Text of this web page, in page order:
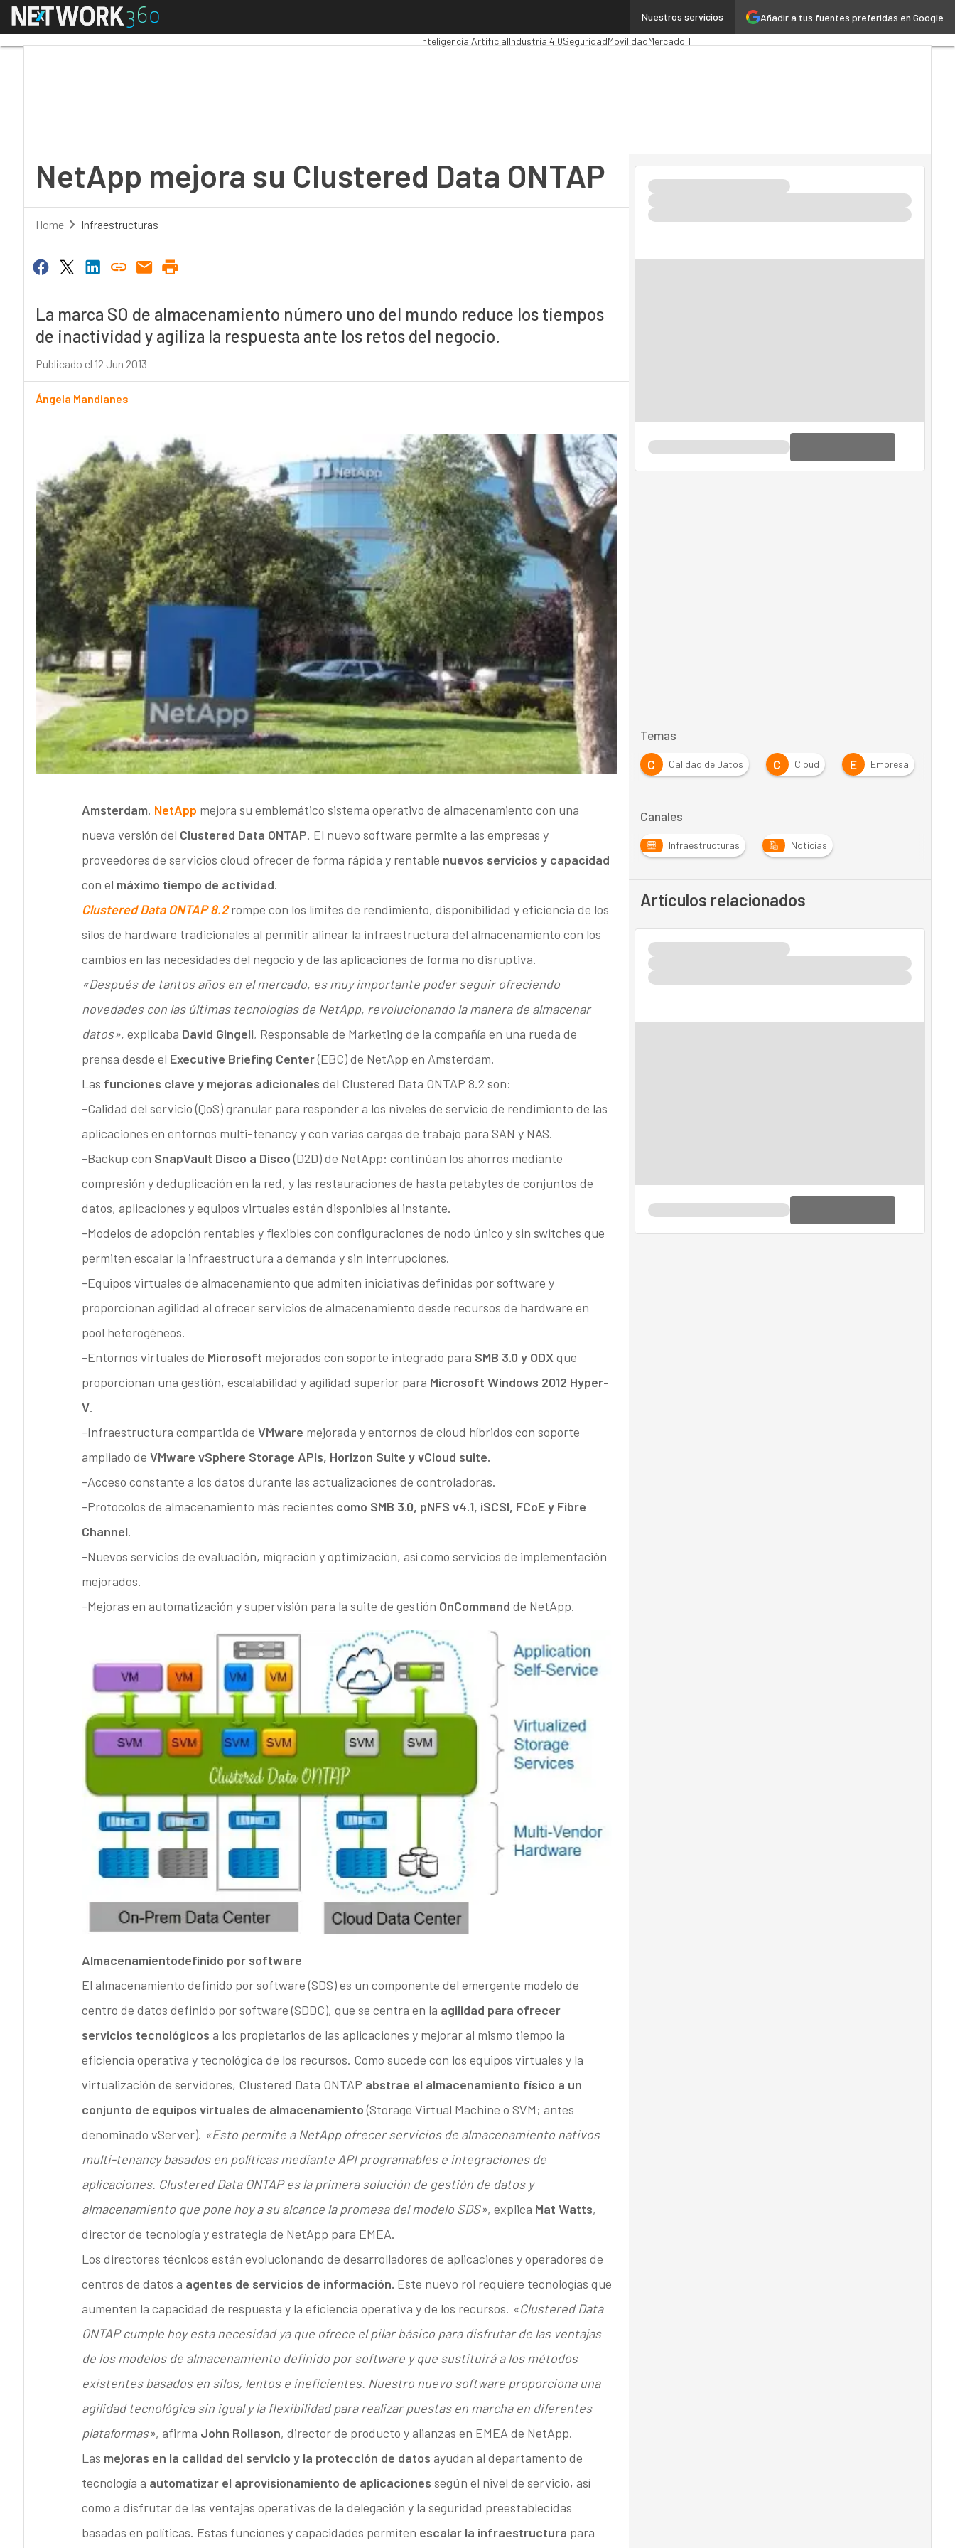
Añadir a tus fuentes preferidas en Google
Nuestros servicios
Menú Administración PúblicaMarTechCloud
Inteligencia ArtificialIndustria 4.0SeguridadMovilidadMercado TI
NetApp mejora su Clustered Data ONTAP
Home Infraestructuras
La marca SO de almacenamiento número uno del mundo reduce los tiempos
de inactividad y agiliza la respuesta ante los retos del negocio.
Publicado el 12 Jun 2013
Ángela Mandianes
Amsterdam. NetApp mejora su emblemático sistema operativo de almacenamiento con una
nueva versión del Clustered Data ONTAP. El nuevo software permite a las empresas y
proveedores de servicios cloud ofrecer de forma rápida y rentable nuevos servicios y capacidad
con el máximo tiempo de actividad.
Clustered Data ONTAP 8.2rompe con los límites de rendimiento, disponibilidad y eficiencia de los
silos de hardware tradicionales al permitir alinear la infraestructura del almacenamiento con los
cambios en las necesidades del negocio y de las aplicaciones de forma no disruptiva.
«Después de tantos años en el mercado, es muy importante poder seguir ofreciendo
novedades con las últimas tecnologías de NetApp, revolucionando la manera de almacenar
datos», explicaba David Gingell, Responsable de Marketing de la compañía en una rueda de
prensa desde el Executive Briefing Center(EBC) de NetApp en Amsterdam.
Las funciones clave y mejoras adicionales del Clustered Data ONTAP 8.2 son:
-Calidad del servicio (QoS) granular para responder a los niveles de servicio de rendimiento de las
aplicaciones en entornos multi-tenancy y con varias cargas de trabajo para SAN y NAS.
-Backup con SnapVault Disco a Disco(D2D) de NetApp: continúan los ahorros mediante
compresión y deduplicación en la red, y las restauraciones de hasta petabytes de conjuntos de
datos, aplicaciones y equipos virtuales están disponibles al instante.
-Modelos de adopción rentables y flexibles con configuraciones de nodo único y sin switches que
permiten escalar la infraestructura a demanda y sin interrupciones.
-Equipos virtuales de almacenamiento que admiten iniciativas definidas por software y
proporcionan agilidad al ofrecer servicios de almacenamiento desde recursos de hardware en
pool heterogéneos.
-Entornos virtuales de Microsoft mejorados con soporte integrado para SMB 3.0 y ODXque
proporcionan una gestión, escalabilidad y agilidad superior para Microsoft Windows 2012 Hyper-
V.
-Infraestructura compartida de VMware mejorada y entornos de cloud híbridos con soporte
ampliado de VMware vSphere Storage APIs, Horizon Suite y vCloud suite.
-Acceso constante a los datos durante las actualizaciones de controladoras.
-Protocolos de almacenamiento más recientes como SMB 3.0, pNFS v4.1, iSCSI, FCoE y Fibre
Channel.
-Nuevos servicios de evaluación, migración y optimización, así como servicios de implementación
mejorados.
-Mejoras en automatización y supervisión para la suite de gestión OnCommand de NetApp.
Almacenamientodefinido por software
El almacenamiento definido por software (SDS) es un componente del emergente modelo de
centro de datos definido por software (SDDC), que se centra en la agilidad para ofrecer
servicios tecnológicos a los propietarios de las aplicaciones y mejorar al mismo tiempo la
eficiencia operativa y tecnológica de los recursos. Como sucede con los equipos virtuales y la
virtualización de servidores, Clustered Data ONTAP abstrae el almacenamiento físico a un
conjunto de equipos virtuales de almacenamiento(Storage Virtual Machine o SVM; antes
denominado vServer). «Esto permite a NetApp ofrecer servicios de almacenamiento nativos
multi-tenancy basados en políticas mediante API programables e integraciones de
aplicaciones. Clustered Data ONTAP es la primera solución de gestión de datos y
almacenamiento que pone hoy a su alcance la promesa del modelo SDS», explica Mat Watts,
director de tecnología y estrategia de NetApp para EMEA.
Los directores técnicos están evolucionando de desarrolladores de aplicaciones y operadores de
centros de datos a agentes de servicios de información. Este nuevo rol requiere tecnologías que
aumenten la capacidad de respuesta y la eficiencia operativa y de los recursos. «Clustered Data
ONTAP cumple hoy esta necesidad ya que ofrece el pilar básico para disfrutar de las ventajas
de los modelos de almacenamiento definido por software y que sustituirá a los métodos
existentes basados en silos, lentos e ineficientes. Nuestro nuevo software proporciona una
agilidad tecnológica sin igual y la flexibilidad para realizar puestas en marcha en diferentes
plataformas», afirma John Rollason, director de producto y alianzas en EMEA de NetApp.
Las mejoras en la calidad del servicio y la protección de datos ayudan al departamento de
tecnología a automatizar el aprovisionamiento de aplicaciones según el nivel de servicio, así
como a disfrutar de las ventajas operativas de la delegación y la seguridad preestablecidas
basadas en políticas. Estas funciones y capacidades permiten escalar la infraestructura para
Temas
A
Almacenamiento C Calidad de Datos C Cloud E Empresa
Canales
Infraestructuras Noticias
Artículos relacionados